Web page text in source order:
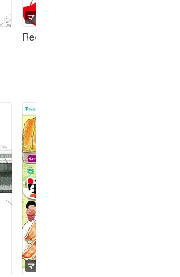
マンガ｜巻
Red Data Book 赤
マンガ｜巻